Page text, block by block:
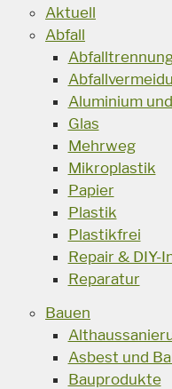
Aktuell
Abfall
Aluminium
Glas
Mehrweg
Mikroplastik
Papier
Plastik
Plastikfrei
Repair & DIY-
Reparatur
Bauen
Asbest und
Bauprodukte